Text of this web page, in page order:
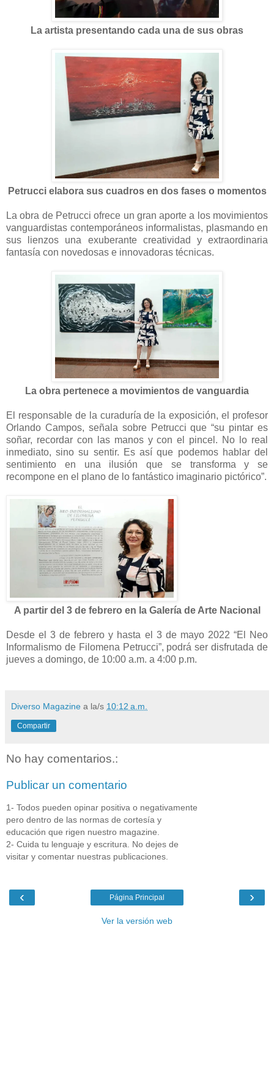
La artista presentando cada una de sus obras
Petrucci elabora sus cuadros en dos fases o momentos
La obra de Petrucci ofrece un gran aporte a los movimientos
vanguardistas contemporáneos informalistas, plasmando en
sus lienzos una exuberante creatividad y extraordinaria
fantasía con novedosas e innovadoras técnicas.
La obra pertenece a movimientos de vanguardia
El responsable de la curaduría de la exposición, el profesor
Orlando Campos, señala sobre Petrucci que “su pintar es
soñar, recordar con las manos y con el pincel. No lo real
inmediato, sino su sentir. Es así que podemos hablar del
sentimiento en una ilusión que se transforma y se
recompone en el plano de lo fantástico imaginario pictórico”.
A partir del 3 de febrero en la Galería de Arte Nacional
Desde el 3 de febrero y hasta el 3 de mayo 2022 “El Neo
Informalismo de Filomena Petrucci”, podrá ser disfrutada de
jueves a domingo, de 10:00 a.m. a 4:00 p.m.
Diverso Magazine a la/s 10:12 a.m.
Compartir
No hay comentarios.:
Publicar un comentario
1- Todos pueden opinar positiva o negativamente
pero dentro de las normas de cortesía y
educación que rigen nuestro magazine.
2- Cuida tu lenguaje y escritura. No dejes de
visitar y comentar nuestras publicaciones.
‹ ›
Página Principal
Ver la versión web